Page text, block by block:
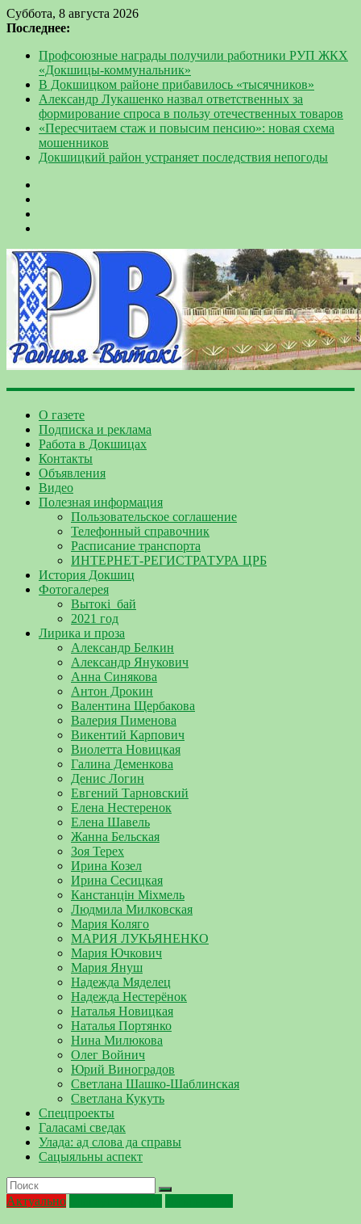
Суббота, 8 августа 2026
Последнее:
Профсоюзные награды получили работники РУП ЖКХ
«Докшицы-коммунальник»
В Докшицком районе прибавилось «тысячников»
Александр Лукашенко назвал ответственных за
формирование спроса в пользу отечественных товаров
«Пересчитаем стаж и повысим пенсию»: новая схема
мошенников
Докшицкий район устраняет последствия непогоды
О газете
Подписка и реклама
Работа в Докшицах
Контакты
Объявления
Видео
Полезная информация
Пользовательское соглашение
Телефонный справочник
Расписание транспорта
ИНТЕРНЕТ-РЕГИСТРАТУРА ЦРБ
История Докшиц
Фотогалерея
Вытокі_бай
2021 год
Лирика и проза
Александр Белкин
Александр Янукович
Анна Синякова
Антон Дрокин
Валентина Щербакова
Валерия Пименова
Викентий Карпович
Виолетта Новицкая
Галина Деменкова
Денис Логин
Евгений Тарновский
Елена Нестеренок
Елена Шавель
Жанна Бельская
Зоя Терех
Ирина Козел
Ирина Сесицкая
Канстанцін Міхмель
Людмила Милковская
Мария Коляго
МАРИЯ ЛУКЬЯНЕНКО
Мария Ючкович
Мария Януш
Надежда Мяделец
Надежда Нестерёнок
Наталья Новицкая
Наталья Портянко
Нина Милюкова
Олег Войнич
Юрий Виноградов
Светлана Шашко-Шаблинская
Светлана Кукуть
Спецпроекты
Галасамі сведак
Улада: ад слова да справы
Сацыяльны аспект
Актуально